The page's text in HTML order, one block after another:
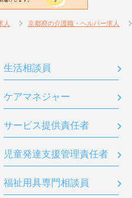
人 京都府の介護職・ヘルパー求人
生活相談員
ケアマネジャー
サービス提供責任者
児童発達支援管理責任者
福祉用具専門相談員